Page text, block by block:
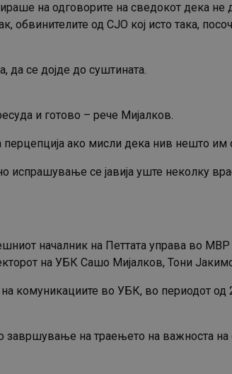
на одговорите на сведокот дека
обвинителите од СЈО кој исто така,
се дојде до суштината.
и готово – рече Мијалков.
ако мисли дека нив нешто им
се јавија уште неколку
началник на Петтата управа во
на УБК Сашо Мијалков, Тони
комуникациите во УБК, во периодот
на траењето на важноста